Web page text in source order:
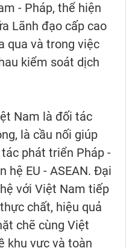
- Pháp, thể hiện
Lãnh đạo cấp cao
qua và trong việc
kiểm soát dịch
Nam là đối tác
là cầu nối giúp
phát triển Pháp -
hệ EU - ASEAN. Đại
với Việt Nam tiếp
chất, hiệu quả
chẽ cùng Việt
khu vực và toàn